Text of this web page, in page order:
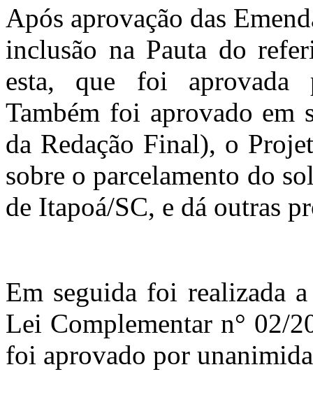
Após aprovação das
inclusão na Pauta do
esta, que foi aprovada
Também foi aprovado em
da Redação Final), o
sobre o parcelamento do
de Itapoá/SC, e dá outras
Em seguida foi realizada
Lei Complementar n° 02/
foi aprovado por